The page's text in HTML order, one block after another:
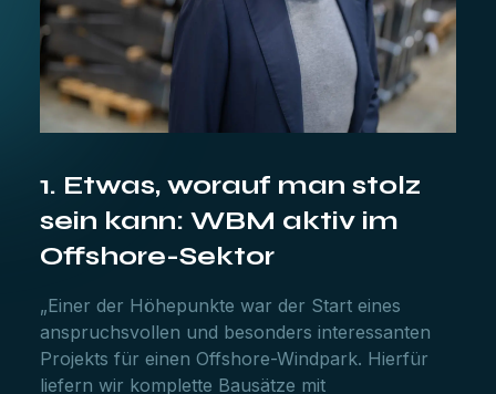
1. Etwas, worauf man stolz
sein kann: WBM aktiv im
Offshore-Sektor
„Einer der Höhepunkte war der Start eines
anspruchsvollen und besonders interessanten
Projekts für einen Offshore-Windpark. Hierfür
liefern wir komplette Bausätze mit